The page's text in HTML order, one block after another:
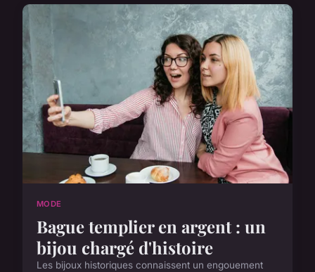
MODE
Bague templier en argent : un
bijou chargé d'histoire
Les bijoux historiques connaissent un engouement